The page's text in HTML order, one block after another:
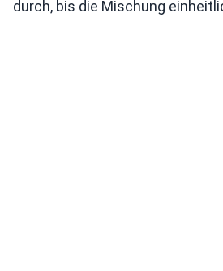
durch, bis die Mischung